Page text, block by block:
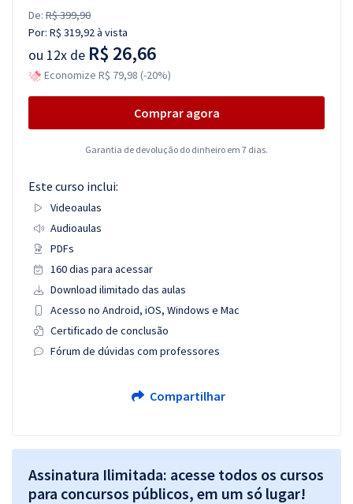
De: R$ 399,90
Por: R$ 319,92à vista
ou 12x de R$ 26,66
Economize R$ 79,98 (-20%)
Comprar agora
Garantia de devolução do dinheiro em 7 dias.
Este curso inclui:
Videoaulas
Audioaulas
PDFs
160 dias para acessar
Download ilimitado das aulas
Acesso no Android, iOS, Windows e Mac
Certificado de conclusão
Fórum de dúvidas com professores
Compartilhar
Assinatura Ilimitada: acesse todos os cursos
para concursos públicos, em um só lugar!